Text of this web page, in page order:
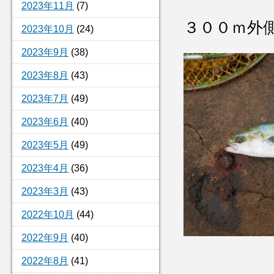
2023年11月 (7)
2023年10月 (24)
2023年9月 (38)
2023年8月 (43)
2023年7月 (49)
2023年6月 (40)
2023年5月 (49)
2023年4月 (36)
2023年3月 (43)
2022年10月 (44)
2022年9月 (40)
2022年8月 (41)
３００ｍ